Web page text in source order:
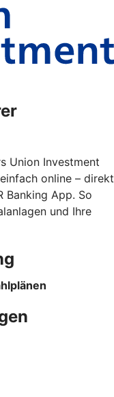
Union Investment
online – direkt
Banking App. So
und Ihre